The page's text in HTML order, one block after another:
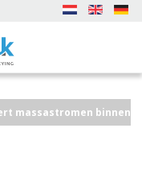
massastromen binnen